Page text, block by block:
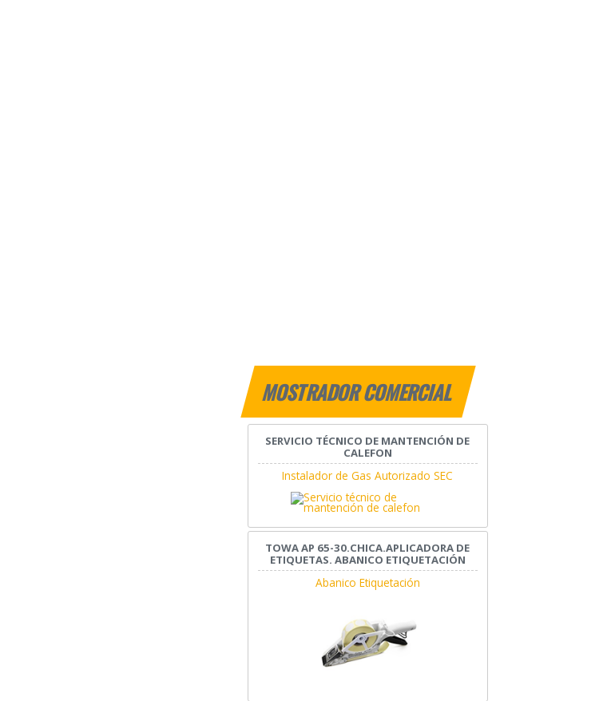
MOSTRADOR COMERCIAL
SERVICIO TÉCNICO DE MANTENCIÓN DE
CALEFON
Instalador de Gas Autorizado SEC
TOWA AP 65-30.CHICA.APLICADORA DE
ETIQUETAS. ABANICO ETIQUETACIÓN
Abanico Etiquetación